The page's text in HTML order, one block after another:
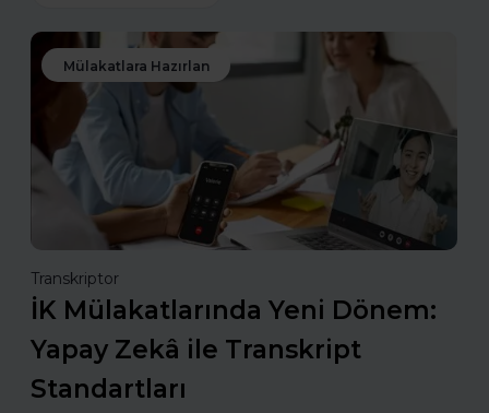
Mülakatlara Hazırlan
Transkriptor
İK Mülakatlarında Yeni Dönem:
Yapay Zekâ ile Transkript
Standartları